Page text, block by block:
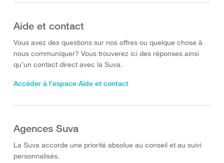
Aide et contact
Vous avez des questions sur nos offres ou quelque chose à
nous communiquer? Vous trouverez ici des réponses ainsi
qu’un contact direct avec la Suva.
Accéder à l’espace Aide et contact
Agences Suva
La Suva accorde une priorité absolue au conseil et au suivi
personnalisés.